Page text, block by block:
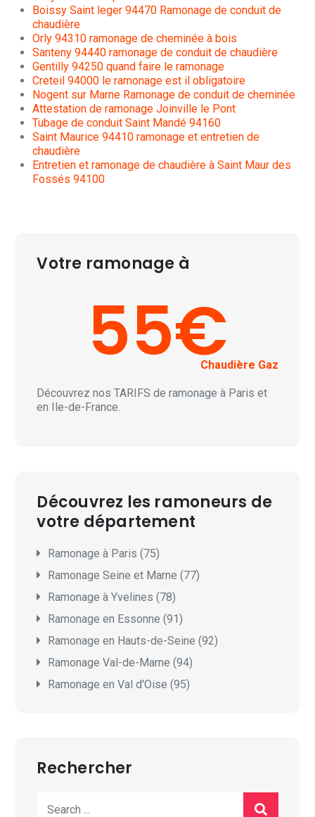
Boissy Saint leger 94470 Ramonage de conduit de
chaudière
Orly 94310 ramonage de cheminée à bois
Santeny 94440 ramonage de conduit de chaudière
Gentilly 94250 quand faire le ramonage
Creteil 94000 le ramonage est il obligatoire
Nogent sur Marne Ramonage de conduit de cheminée
Attestation de ramonage Joinville le Pont
Tubage de conduit Saint Mandé 94160
Saint Maurice 94410 ramonage et entretien de
chaudière
Entretien et ramonage de chaudière à Saint Maur des
Fossés 94100
Votre ramonage à
55€Chaudière Gaz
Découvrez nosTARIFS de ramonage à Paris et
en Ile-de-France.
Découvrez les ramoneurs de
votre département
Ramonage à Paris (75)
Ramonage Seine et Marne (77)
Ramonage à Yvelines (78)
Ramonage en Essonne (91)
Ramonage en Hauts-de-Seine (92)
Ramonage Val-de-Marne (94)
Ramonage en Val d'Oise (95)
Rechercher
for: